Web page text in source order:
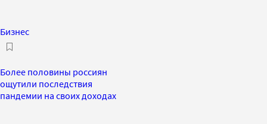
Бизнес
Более половины россиян
ощутили последствия
пандемии на своих доходах